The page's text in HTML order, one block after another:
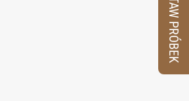
ZESTAW PRÓBEK